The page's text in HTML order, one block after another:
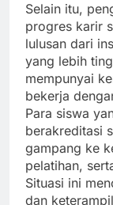
Selain itu,
progres karir
lulusan dari
yang lebih
mempunyai
bekerja
Para siswa
berakreditasi
gampang ke
pelatihan,
Situasi ini
dan